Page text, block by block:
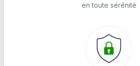
en toute sérénité